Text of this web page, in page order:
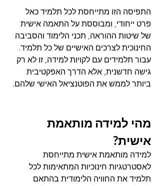
התפיסה הזו מתייחסת לכל תלמיד כאל
פרט ייחודי, ומבוססת על התאמה אישית
של שיטות ההוראה, תכני הלימוד והסביבה
החינוכית לצרכים האישיים של כל תלמיד.
עבור תלמידים עם לקויות למידה, זו לא רק
גישה חדשנית, אלא הדרך האפקטיבית
ביותר לממש את הפוטנציאל האישי שלהם.
מהי למידה מותאמת
אישית?
למידה מותאמת אישית מתייחסת
לאסטרטגיות חינוכיות המתאימות לכל
תלמיד את החוויה הלימודית בהתאם